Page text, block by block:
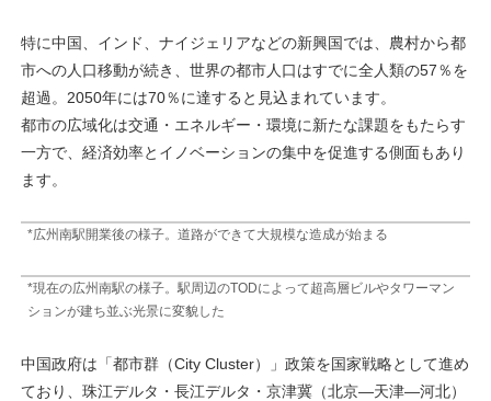
特に中国、インド、ナイジェリアなどの新興国では、農村から都
市への人口移動が続き、世界の都市人口はすでに全人類の57％を
超過。2050年には70％に達すると見込まれています。
都市の広域化は交通・エネルギー・環境に新たな課題をもたらす
一方で、経済効率とイノベーションの集中を促進する側面もあり
ます。
*広州南駅開業後の様子。道路ができて大規模な造成が始まる
*現在の広州南駅の様子。駅周辺のTODによって超高層ビルやタワーマン
ションが建ち並ぶ光景に変貌した
中国政府は「都市群（City Cluster）」政策を国家戦略として進め
ており、珠江デルタ・長江デルタ・京津冀（北京―天津―河北）